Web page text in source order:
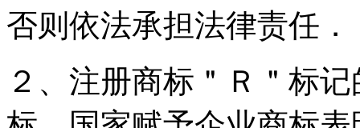
否则依法承担法律责任．
２、注册商标＂Ｒ＂标